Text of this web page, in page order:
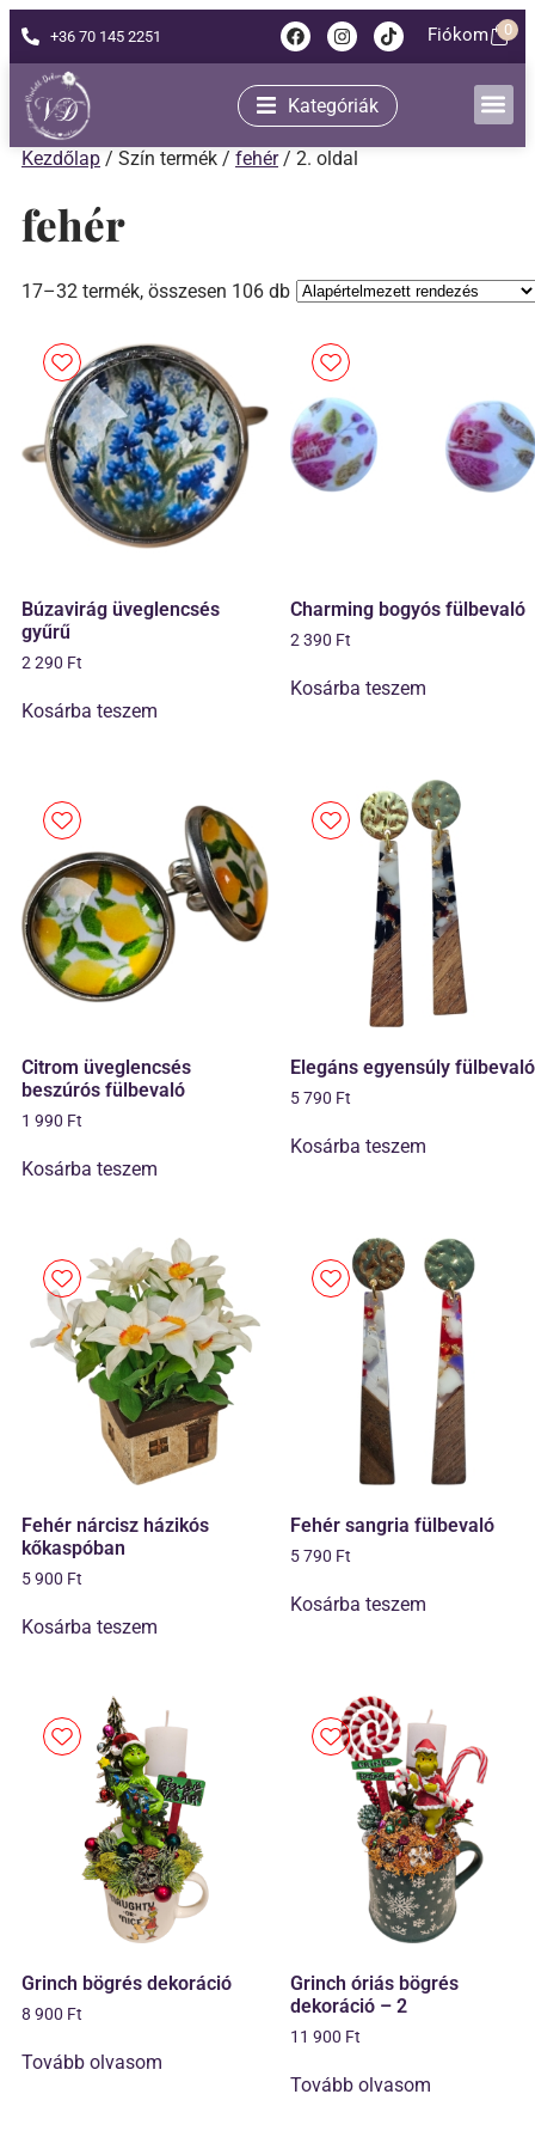
+36 70 145 2251 Fiókom 0
Kategóriák
Kezdőlap / Szín termék / fehér/ 2. oldal
fehér
17–32 termék, összesen 106 db
Búzavirág üveglencsés
gyűrű
2 290 Ft
Kosárba teszem
Charming bogyós fülbevaló
2 390 Ft
Kosárba teszem
Citrom üveglencsés
beszúrós fülbevaló
1 990 Ft
Kosárba teszem
Elegáns egyensúly fülbevaló
5 790 Ft
Kosárba teszem
Fehér nárcisz házikós
kőkaspóban
5 900 Ft
Kosárba teszem
Fehér sangria fülbevaló
5 790 Ft
Kosárba teszem
Grinch bögrés dekoráció
8 900 Ft
Tovább olvasom
Grinch óriás bögrés
dekoráció – 2
11 900 Ft
Tovább olvasom